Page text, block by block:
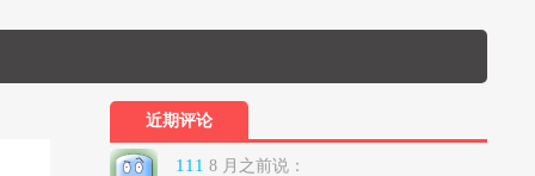
近期评论
111 8 月之前说：